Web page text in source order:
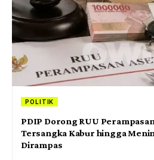
POLITIK
PDIP Dorong RUU
Tersangka Kabur hingga
Dirampas